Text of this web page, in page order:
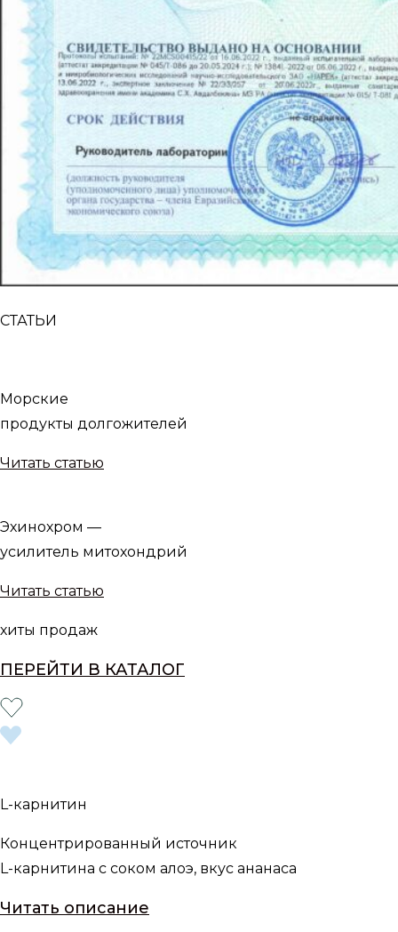
СТАТЬИ
Морские
продукты долгожителей
Читать статью
Эхинохром —
усилитель митохондрий
Читать статью
хиты продаж
ПЕРЕЙТИ В КАТАЛОГ
L-карнитин
Концентрированный источник
L-карнитина с соком алоэ, вкус ананаса
Читать описание